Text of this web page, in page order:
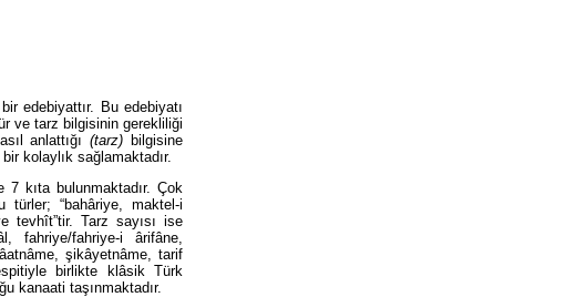
edebiyattır. Bu edebiyatı
ve tarz bilgisinin gerekliliği
anlattığı(tarz) bilgisine
kolaylık sağlamaktadır.
kıta bulunmaktadır. Çok
türler; “bahâriye, maktel-i
tevhît”tir. Tarz sayısı ise
fahriye/fahriye-i ârifâne,
şikâyetnâme, tarif
birlikte klâsik Türk
kanaati taşınmaktadır.